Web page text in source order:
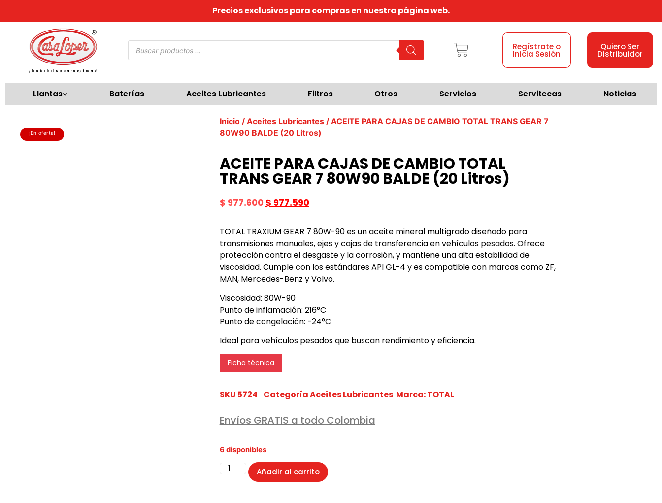
Precios exclusivos para compras en nuestra página web.
Regístrate o
Inicia Sesión
Quiero Ser
Distribuidor
Llantas Baterías Aceites Lubricantes Filtros Otros Servicios Servitecas Noticias
¡En oferta!
Inicio/ Aceites Lubricantes/ ACEITE PARA CAJAS DE CAMBIO TOTAL TRANS GEAR 7
80W90 BALDE (20 Litros)
ACEITE PARA CAJAS DE CAMBIO TOTAL
TRANS GEAR 7 80W90 BALDE (20 Litros)
$977.600 $ 977.590
TOTAL TRAXIUM GEAR 7 80W-90 es un aceite mineral multigrado diseñado para
transmisiones manuales, ejes y cajas de transferencia en vehículos pesados. Ofrece
protección contra el desgaste y la corrosión, y mantiene una alta estabilidad de
viscosidad. Cumple con los estándares API GL-4 y es compatible con marcas como ZF,
MAN, Mercedes-Benz y Volvo.
Viscosidad: 80W-90
Punto de inflamación: 216°C
Punto de congelación: -24°C
Ideal para vehículos pesados que buscan rendimiento y eficiencia.
Ficha técnica
SKU 5724 CategoríaAceites Lubricantes Marca:TOTAL
Envíos GRATIS a todo Colombia
6 disponibles
Añadir al carrito